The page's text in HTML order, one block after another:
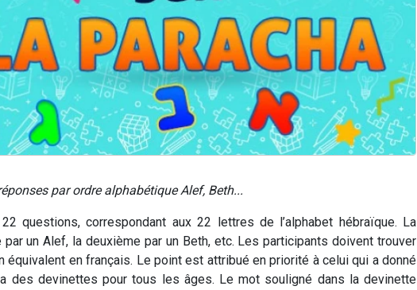
par ordre alphabétique Alef, Beth...
questions, correspondant aux 22 lettres de l’alphabet hébraïque. La
un Alef, la deuxième par un Beth, etc. Les participants doivent trouver
équivalent en français. Le point est attribué en priorité à celui qui a donné
des devinettes pour tous les âges. Le mot souligné dans la devinette